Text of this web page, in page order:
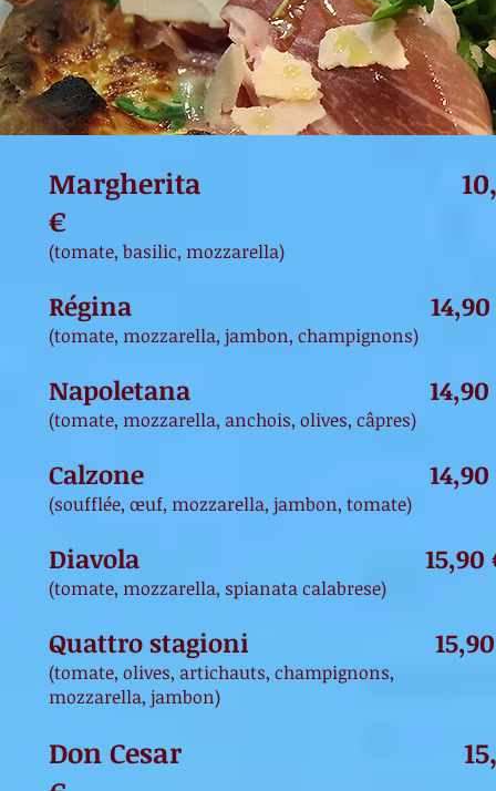
Margherita
€
(tomate, basilic, mozzarella)
Régina 14
(tomate, mozzarella, jambon, champignons)
Napoletana 14,90
(tomate, mozzarella, anchois, olives, câpres)
Calzone 14,90
(soufflée, œuf, mozzarella, jambon, tomate)
Diavola 15,90
(tomate, mozzarella, spianata calabrese)
Quattro stagioni 15,90
(tomate, olives, artichauts, champignons,
mozzarella, jambon)
Don Cesar 15